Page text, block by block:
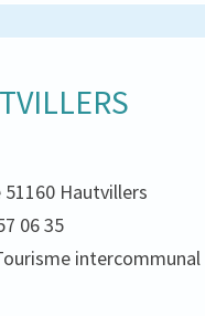
51160 Hautvillers
06 35
intercommunal